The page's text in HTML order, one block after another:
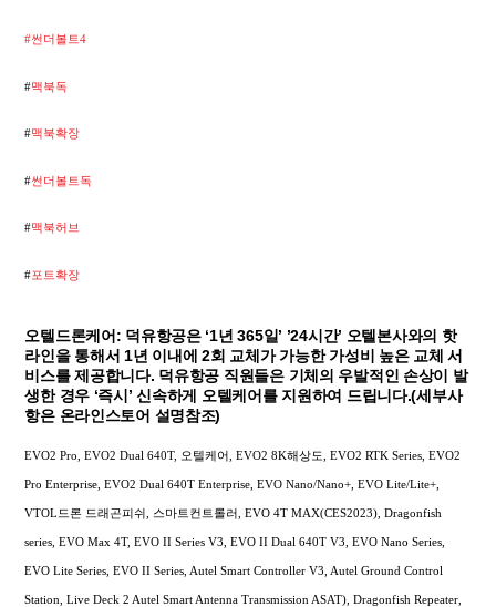
#썬더볼트4
#맥북독
#맥북확장
#썬더볼트독
#맥북허브
#포트확장
오텔드론케어: 덕유항공은 ‘1년 365일’ ’24시간’ 오텔본사와의 핫
라인을 통해서 1년 이내에 2회 교체가 가능한 가성비 높은 교체 서
비스를 제공합니다. 덕유항공 직원들은 기체의 우발적인 손상이 발
생한 경우 ‘즉시’ 신속하게 오텔케어를 지원하여 드립니다.(세부사
항은 온라인스토어 설명참조)
EVO2 Pro, EVO2 Dual 640T, 오텔케어, EVO2 8K해상도, EVO2 RTK Series, EVO2
Pro Enterprise, EVO2 Dual 640T Enterprise, EVO Nano/Nano+, EVO Lite/Lite+,
VTOL드론 드래곤피쉬, 스마트컨트롤러, EVO 4T MAX(CES2023), Dragonfish
series, EVO Max 4T, EVO II Series V3, EVO II Dual 640T V3, EVO Nano Series,
EVO Lite Series, EVO II Series, Autel Smart Controller V3, Autel Ground Control
Station, Live Deck 2 Autel Smart Antenna Transmission ASAT), Dragonfish Repeater,